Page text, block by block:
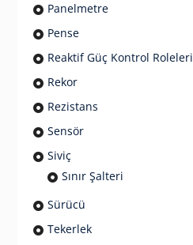
Panelmetre
Pense
Reaktif Güç Kontrol Roleleri
Rekor
Rezistans
Sensör
Siviç
Sınır Şalteri
Sürücü
Tekerlek